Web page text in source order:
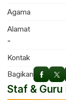
Agama
Alamat
-
Kontak
Bagikan
Staf & Guru